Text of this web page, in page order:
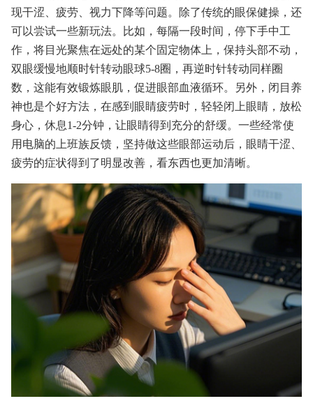
现干涩、疲劳、视力下降等问题。除了传统的眼保健操，还
可以尝试一些新玩法。比如，每隔一段时间，停下手中工
作，将目光聚焦在远处的某个固定物体上，保持头部不动，
双眼缓慢地顺时针转动眼球5-8圈，再逆时针转动同样圈
数，这能有效锻炼眼肌，促进眼部血液循环。另外，闭目养
神也是个好方法，在感到眼睛疲劳时，轻轻闭上眼睛，放松
身心，休息1-2分钟，让眼睛得到充分的舒缓。一些经常使
用电脑的上班族反馈，坚持做这些眼部运动后，眼睛干涩、
疲劳的症状得到了明显改善，看东西也更加清晰。